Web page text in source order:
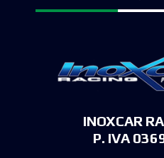
INOXCAR
P. IVA